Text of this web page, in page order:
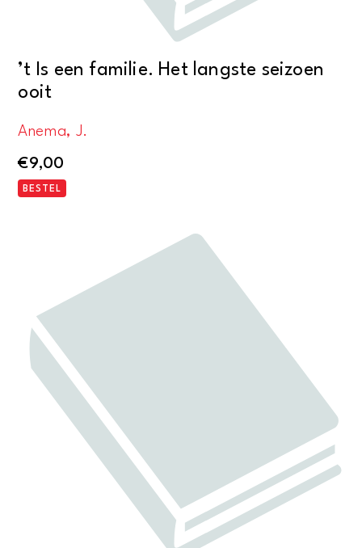
’t Is een familie. Het langste seizoen
ooit
Anema, J.
€9,00
BESTEL